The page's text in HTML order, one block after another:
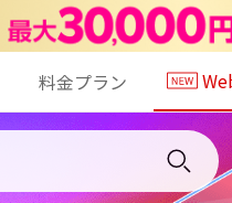
料金プラン